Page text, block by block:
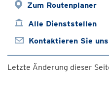
Zum Routenplaner
Alle Dienststellen
Kontaktieren Sie
Letzte Änderung dieser